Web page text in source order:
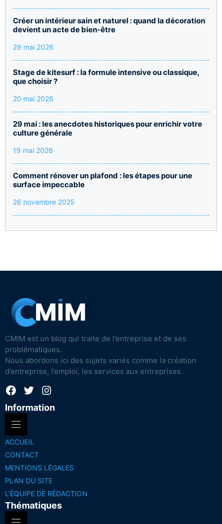
Créer un intérieur sain et naturel : quand la décoration
devient un acte de bien-être
29 mai 2026
Stage de kitesurf : la formule intensive ou classique,
que choisir ?
20 mai 2026
29 mai : les anecdotes historiques pour enrichir votre
culture générale
19 mai 2026
Comment rénover un plafond : les étapes pour une
surface impeccable
26 novembre 2025
CMIM est un blog qui traite de l’entreprise et de ses
problématiques.
Nous abordons ici des sujets variés comme la création
d’entreprise, l’emploi, les services aux entreprises.
Facebook
TwitterInstagram
Information
ACCUEIL
CONTACT
MENTIONS LÉGALES
PLAN DU SITE
L’ÉQUIPE DE RÉDACTION
Thématiques